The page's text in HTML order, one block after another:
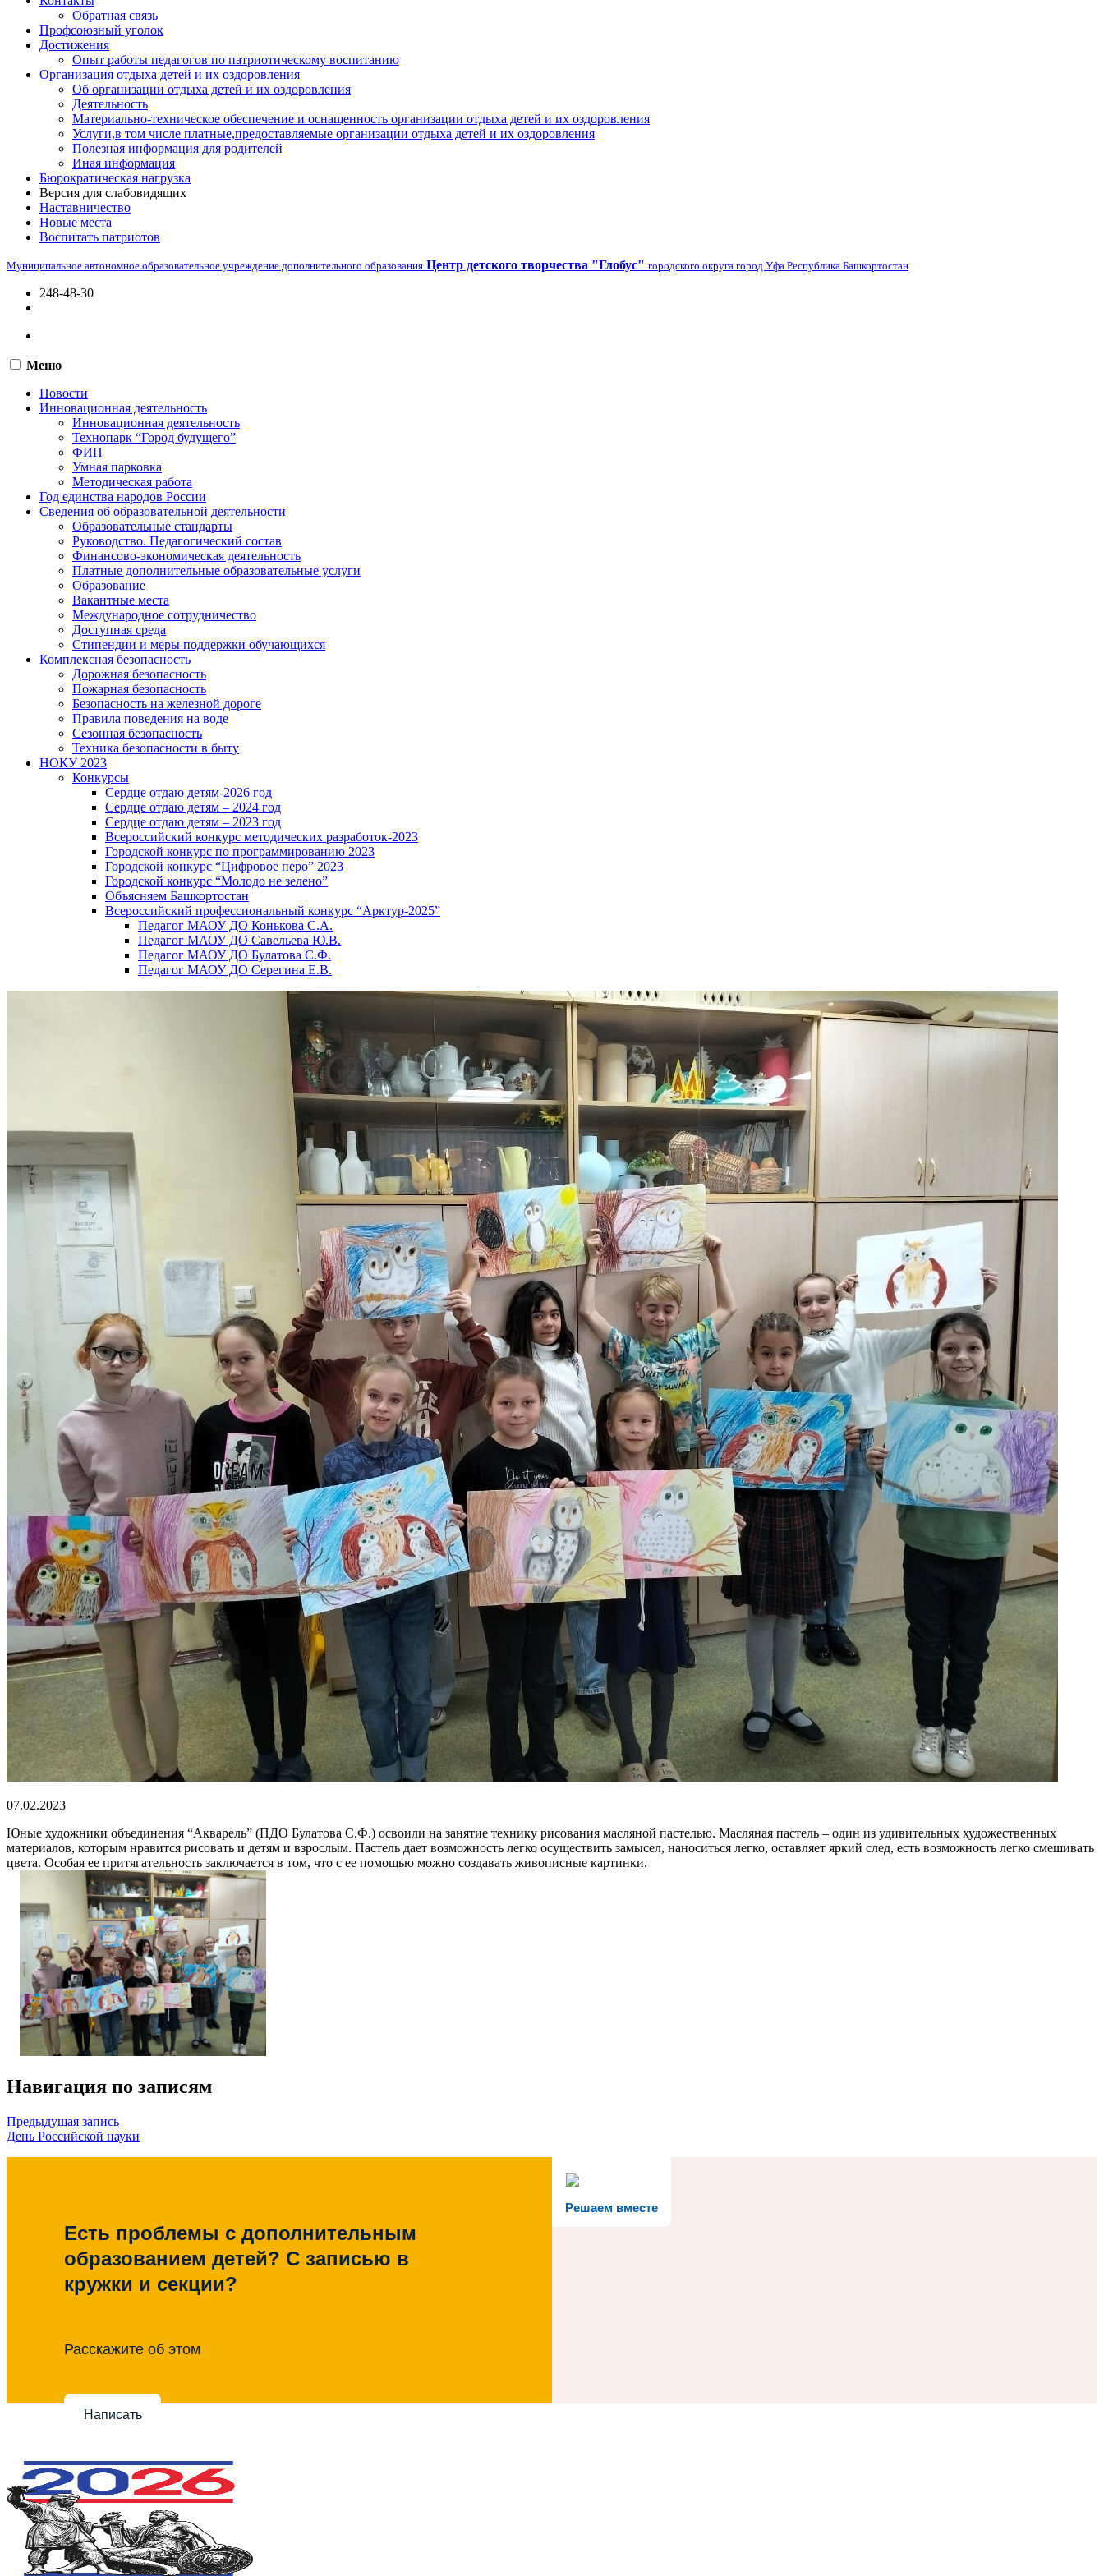
Обратная связь
Профсоюзный уголок
Достижения
Опыт работы педагогов по патриотическому воспитанию
Организация отдыха детей и их оздоровления
Об организации отдыха детей и их оздоровления
Деятельность
Материально-техническое обеспечение и оснащенность организации отдыха детей и их оздоровления
Услуги,в том числе платные,предоставляемые организации отдыха детей и их оздоровления
Полезная информация для родителей
Иная информация
Бюрократическая нагрузка
Версия для слабовидящих
Наставничество
Новые места
Воспитать патриотов
Муниципальное автономное образовательное учреждение дополнительного образования Центр детского творчества "Глобус" городского округа город Уфа Республика Башкортостан
248-48-30
Меню
Новости
Инновационная деятельность
Инновационная деятельность
Технопарк “Город будущего”
ФИП
Умная парковка
Методическая работа
Год единства народов России
Сведения об образовательной деятельности
Образовательные стандарты
Руководство. Педагогический состав
Финансово-экономическая деятельность
Платные дополнительные образовательные услуги
Образование
Вакантные места
Международное сотрудничество
Доступная среда
Стипендии и меры поддержки обучающихся
Комплексная безопасность
Дорожная безопасность
Пожарная безопасность
Безопасность на железной дороге
Правила поведения на воде
Сезонная безопасность
Техника безопасности в быту
НОКУ 2023
Конкурсы
Сердце отдаю детям-2026 год
Сердце отдаю детям – 2024 год
Сердце отдаю детям – 2023 год
Всероссийский конкурс методических разработок-2023
Городской конкурс по программированию 2023
Городской конкурс “Цифровое перо” 2023
Городской конкурс “Молодо не зелено”
Объясняем Башкортостан
Всероссийский профессиональный конкурс “Арктур-2025”
Педагог МАОУ ДО Конькова С.А.
Педагог МАОУ ДО Савельева Ю.В.
Педагог МАОУ ДО Булатова С.Ф.
Педагог МАОУ ДО Серегина Е.В.
07.02.2023
Юные художники объединения “Акварель” (ПДО Булатова С.Ф.) освоили на занятие технику рисования масляной пастелью. Масляная пастель – один из удивительных художественных
материалов, которым нравится рисовать и детям и взрослым. Пастель дает возможность легко осуществить замысел, наноситься легко, оставляет яркий след, есть возможность легко смешивать
цвета. Особая ее притягательность заключается в том, что с ее помощью можно создавать живописные картинки.
Навигация по записям
Предыдущая запись
День Российской науки
Решаем вместе
Есть проблемы с дополнительным
образованием детей? С записью в
кружки и секции?
Расскажите об этом
Написать